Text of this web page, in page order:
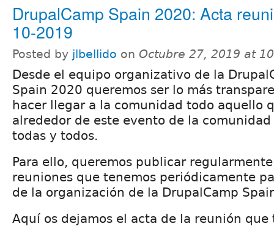
DrupalCamp Spain 2020: Acta
10-2019
Posted by jlbellido on Octubre 27, 2019 at
Desde el equipo organizativo de la
Spain 2020 queremos ser lo más
hacer llegar a la comunidad todo aquello
alrededor de este evento de la
todas y todos.
Para ello, queremos publicar
reuniones que tenemos periódicamente
de la organización de la DrupalCamp
Aquí os dejamos el acta de la reunión